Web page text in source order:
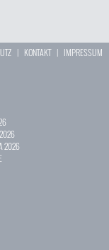
| KONTAKT| IMPRESSUM
2026